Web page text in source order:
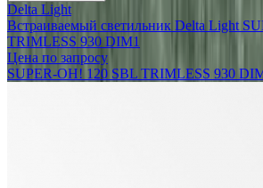
Delta Light
Встраиваемый светильник Delta Light
TRIMLESS 930 DIM1
Цена по запросу
SUPER-OH! 120 SBL TRIMLESS 930